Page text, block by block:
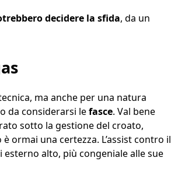
decidere la sfida, da un
ma anche per una natura
da considerarsi lefasce. Val bene
sotto la gestione del croato,
ormai una certezza. L’assist contro il
alto, più congeniale alle sue